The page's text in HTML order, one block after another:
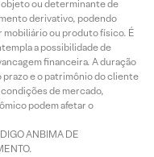
ou determinante de
derivativo, podendo
mobiliário ou produto físico. É
a possibilidade de
financeira. A duração
e o patrimônio do cliente
de mercado,
podem afetar o
ANBIMA DE